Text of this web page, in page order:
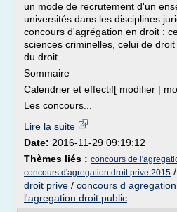
un mode de recrutement d'un
universités dans les disciplines
concours d'agrégation en droit :
sciences criminelles, celui de
du droit.
Sommaire
Calendrier et effectif[ modifier |
Les concours...
Lire la suite
Date: 2016-11-29 09:19:12
Thèmes liés : concours de
concours d'agregation droit prive 2015 /
droit prive / concours d
l'agregation droit public